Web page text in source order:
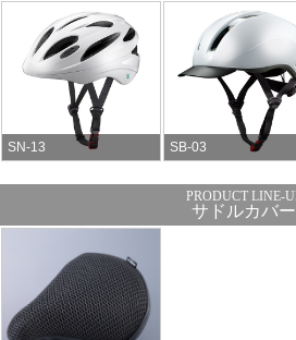
SN-13 SB-03
サドルカバー